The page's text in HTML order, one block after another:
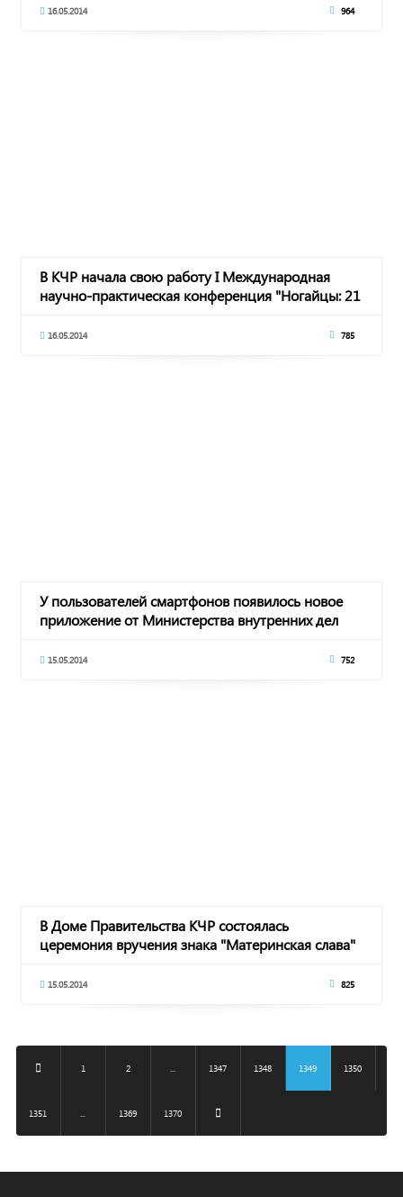
16.05.2014 964
В КЧР начала свою работу I Международная
научно-практическая конференция "Ногайцы: 21
16.05.2014 785
У пользователей смартфонов появилось новое
приложение от Министерства внутренних дел
15.05.2014 752
В Доме Правительства КЧР состоялась
церемония вручения знака "Материнская слава"
15.05.2014 825
1 2 1347 1348 1349 1350
1351 1369 1370